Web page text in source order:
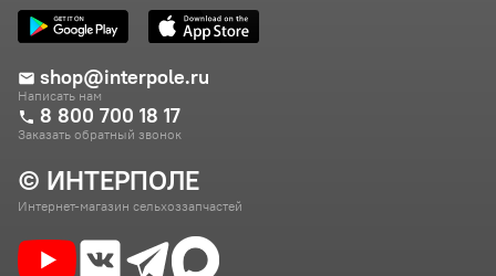
© ИНТЕРПОЛЕ
Интернет-магазин сельхоззапчастей
shop@interpole.ru
Написать нам
8 800 700 18 17
Заказать обратный звонок